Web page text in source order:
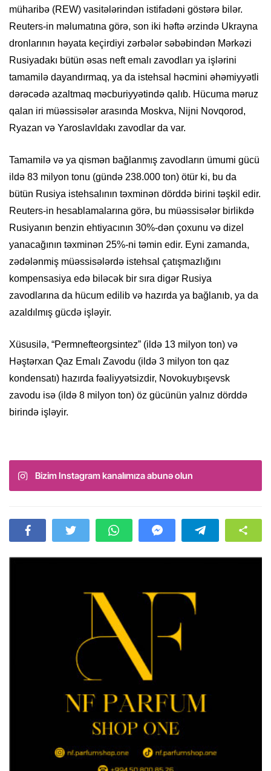
müharibə (REW) vasitələrindən istifadəni göstərə bilər.
Reuters-in məlumatına görə, son iki həftə ərzində Ukrayna
dronlarının həyata keçirdiyi zərbələr səbəbindən Mərkəzi
Rusiyadakı bütün əsas neft emalı zavodları ya işlərini
tamamilə dayandırmaq, ya da istehsal həcmini əhəmiyyətli
dərəcədə azaltmaq məcburiyyətində qalıb. Hücuma məruz
qalan iri müəssisələr arasında Moskva, Nijni Novqorod,
Ryazan və Yaroslavldakı zavodlar da var.
Tamamilə və ya qismən bağlanmış zavodların ümumi gücü
ildə 83 milyon tonu (gündə 238.000 ton) ötür ki, bu da
bütün Rusiya istehsalının təxminən dörddə birini təşkil edir.
Reuters-in hesablamalarına görə, bu müəssisələr birlikdə
Rusiyanın benzin ehtiyacının 30%-dən çoxunu və dizel
yanacağının təxminən 25%-ni təmin edir. Eyni zamanda,
zədələnmiş müəssisələrdə istehsal çatışmazlığını
kompensasiya edə biləcək bir sıra digər Rusiya
zavodlarına da hücum edilib və hazırda ya bağlanıb, ya da
azaldılmış gücdə işləyir.
Xüsusilə, “Permnefteorgsintez” (ildə 13 milyon ton) və
Həştərxan Qaz Emalı Zavodu (ildə 3 milyon ton qaz
kondensatı) hazırda fəaliyyətsizdir, Novokuybışevsk
zavodu isə (ildə 8 milyon ton) öz gücünün yalnız dörddə
birində işləyir.
Bizim Instagram kanalımıza abunə olun